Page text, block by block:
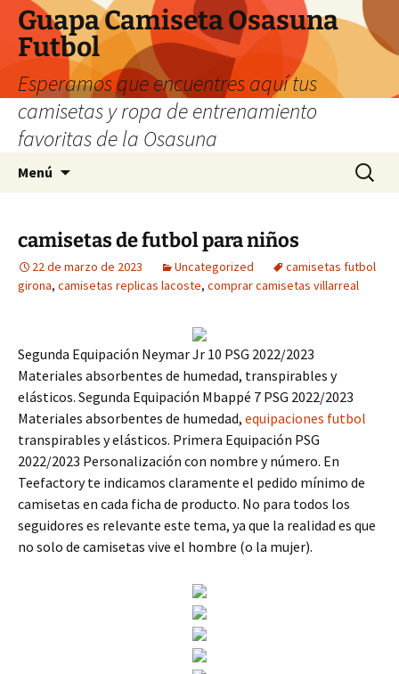
Guapa Camiseta Osasuna
Futbol
Esperamos que encuentres aquí tus
camisetas y ropa de entrenamiento
favoritas de la Osasuna
Menú Buscar:
camisetas de futbol para niños
22 de marzo de 2023 Uncategorized
camisetas futbol
girona, camisetas replicas lacoste, comprar camisetas villarreal
Segunda Equipación Neymar Jr 10 PSG 2022/2023
Materiales absorbentes de humedad, transpirables y
elásticos. Segunda Equipación Mbappé 7 PSG 2022/2023
Materiales absorbentes de humedad, equipaciones futbol
transpirables y elásticos. Primera Equipación PSG
2022/2023 Personalización con nombre y número. En
Teefactory te indicamos claramente el pedido mínimo de
camisetas en cada ficha de producto. No para todos los
seguidores es relevante este tema, ya que la realidad es que
no solo de camisetas vive el hombre (o la mujer).